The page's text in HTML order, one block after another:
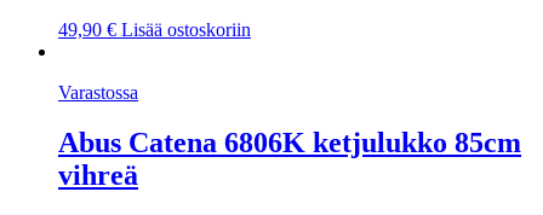
49,90 € Lisää ostoskoriin
Varastossa
Abus Catena 6806K ketjulukko 85cm
vihreä